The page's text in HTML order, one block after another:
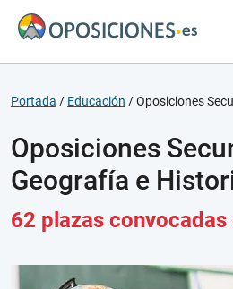
Portada / Educación /Oposiciones
Oposiciones
Geografía e
62 plazas convocadas